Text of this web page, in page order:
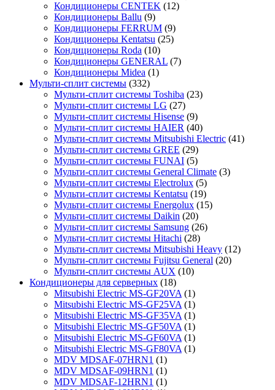
Кондиционеры CENTEK (12)
Кондиционеры Ballu (9)
Кондиционеры FERRUM (9)
Кондиционеры Kentatsu (25)
Кондиционеры Roda (10)
Кондиционеры GENERAL (7)
Кондиционеры Midea (1)
Мульти-сплит системы (332)
Мульти-сплит системы Toshiba (23)
Мульти-сплит системы LG (27)
Мульти-сплит системы Hisense (9)
Мульти-сплит системы HAIER (40)
Мульти-сплит системы Mitsubishi Electric (41)
Мульти-сплит системы GREE (29)
Мульти-сплит системы FUNAI (5)
Мульти-сплит системы General Climate (3)
Мульти-сплит системы Electrolux (5)
Мульти-сплит системы Kentatsu (19)
Мульти-сплит системы Energolux (15)
Мульти-сплит системы Daikin (20)
Мульти-сплит системы Samsung (26)
Мульти-сплит системы Hitachi (28)
Мульти-сплит системы Mitsubishi Heavy (12)
Мульти-сплит системы Fujitsu General (20)
Мульти-сплит системы AUX (10)
Кондиционеры для серверных (18)
Mitsubishi Electric MS-GF20VA (1)
Mitsubishi Electric MS-GF25VA (1)
Mitsubishi Electric MS-GF35VA (1)
Mitsubishi Electric MS-GF50VA (1)
Mitsubishi Electric MS-GF60VA (1)
Mitsubishi Electric MS-GF80VA (1)
MDV MDSAF-07HRN1 (1)
MDV MDSAF-09HRN1 (1)
MDV MDSAF-12HRN1 (1)